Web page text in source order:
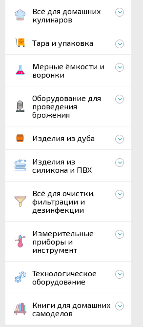
Всё для домашних
кулинаров
Тара и упаковка
Мерные ёмкости и
воронки
Оборудование для
проведения
брожения
Изделия из дуба
Изделия из
силикона и ПВХ
Всё для очистки,
фильтрации и
дезинфекции
Измерительные
приборы и
инструмент
Технологическое
оборудование
Книги для домашних
самоделов